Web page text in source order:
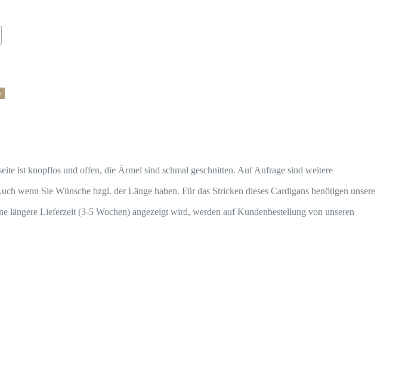
ist knopflos und offen, die Ärmel sind schmal geschnitten. Auf Anfrage sind weitere
wenn Sie Wünsche bzgl. der Länge haben. Für das Stricken dieses Cardigans benötigen unsere
längere Lieferzeit (3-5 Wochen) angezeigt wird, werden auf Kundenbestellung von unseren